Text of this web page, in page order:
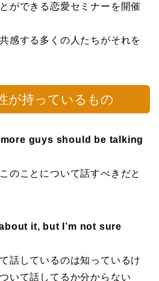
ができる恋愛セミナーを開催
感する多くの人たちがそれを
が持っているもの
guys should be talking
のことについて話すべきだと
it, but I’m not sure
話しているのは知っているけ
いて話してるか分からない